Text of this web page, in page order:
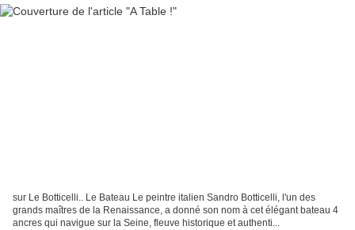
sur Le Botticelli.. Le Bateau Le peintre italien Sandro Botticelli, l'un des
grands maîtres de la Renaissance, a donné son nom à cet élégant bateau 4
ancres qui navigue sur la Seine, fleuve historique et authenti...